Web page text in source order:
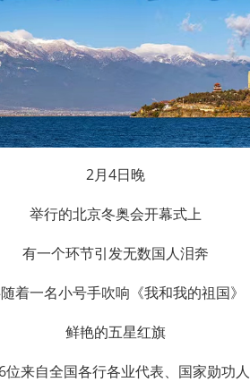
2月4日晚
举行的北京冬奥会开幕式上
有一个环节引发无数国人泪奔
着一名小号手吹响《我和我的祖国》
鲜艳的五星红旗
位来自全国各行各业代表、国家勋功